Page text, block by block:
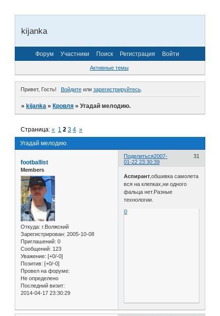
kijanka
Форум Участники Поиск Регистрация Войти
Активные темы
Привет, Гость! Войдитеили зарегистрируйтесь.
»kijanka »Кровля »Угадай мелодию.
Угадай мелодию.
Страница:« 1 2 3 4 »
Поделиться 31
2007-
01-22 23:30:39
footballist
Members
Откуда: г.Волжский
Зарегистрирован: 2005-10-08
Приглашений: 0
Сообщений: 123
Уважение: [+0/-0]
Позитив: [+0/-0]
Провел на форуме:
Не определено
Последний визит:
2014-04-17 23:30:29
Аспирант ,обшивка самолета
вся на клепках,ни одного
фальца нет.Разные
технологии.
0